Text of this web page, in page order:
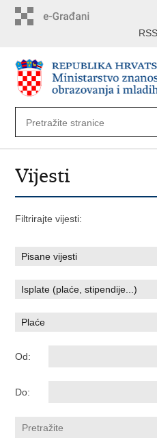
RSS
Vijesti
Filtrirajte vijesti:
Od:
Do: